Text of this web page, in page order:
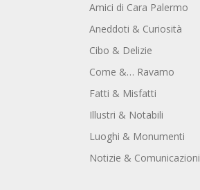
Amici di Cara Palermo
Aneddoti & Curiosità
Cibo & Delizie
Come &… Ravamo
Fatti & Misfatti
Illustri & Notabili
Luoghi & Monumenti
Notizie & Comunicazioni